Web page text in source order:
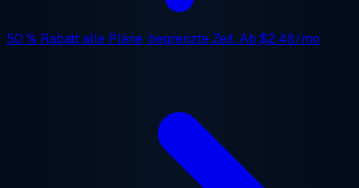
50 % Rabattalle Pläne, begrenzte Zeit. Ab $2.48/mo